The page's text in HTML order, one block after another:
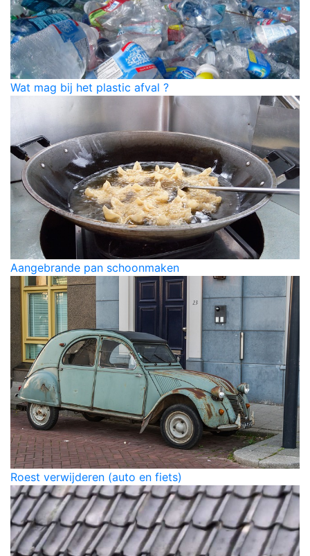
Wat mag bij het plastic afval ?
Aangebrande pan schoonmaken
Roest verwijderen (auto en fiets)